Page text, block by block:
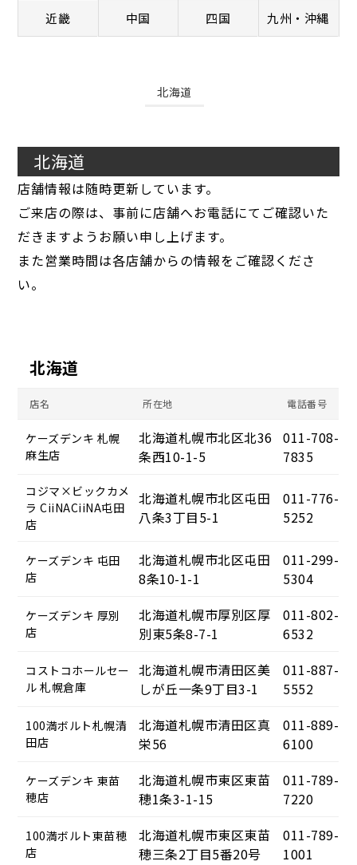
近畿 中国 四国 九州・沖縄
北海道
北海道
店舗情報は随時更新しています。
ご来店の際は、事前に店舗へお電話にてご確認いた
だきますようお願い申し上げます。
また営業時間は各店舗からの情報をご確認くださ
い。
北海道
店名 所在地 電話番号
ケーズデンキ 札幌
麻生店
北海道札幌市北区北36
条西10-1-5
011-708-
7835
コジマ×ビックカメ
ラ CiiNACiiNA屯田
店
北海道札幌市北区屯田
八条3丁目5-1
011-776-
5252
ケーズデンキ 屯田
店
北海道札幌市北区屯田
8条10-1-1
011-299-
5304
ケーズデンキ 厚別
店
北海道札幌市厚別区厚
別東5条8-7-1
011-802-
6532
コストコホールセー
ル 札幌倉庫
北海道札幌市清田区美
しが丘一条9丁目3-1
011-887-
5552
100満ボルト札幌清
田店
北海道札幌市清田区真
栄56
011-889-
6100
ケーズデンキ 東苗
穂店
北海道札幌市東区東苗
穂1条3-1-15
011-789-
7220
100満ボルト東苗穂
店
北海道札幌市東区東苗
穂三条2丁目5番20号
011-789-
1001